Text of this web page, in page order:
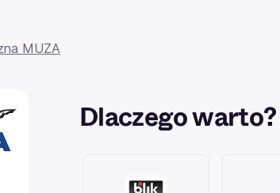
MUZA
Dlaczego warto?